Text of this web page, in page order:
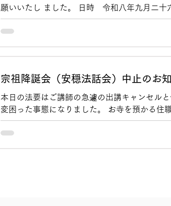
願いいたし ました。 日時 令和八年九月二
住職・本願寺派 布教使］六十分一席 住職の
変お世話になっているお寺さまです。 是非と
宗祖降誕会（安穏法話会）中止のお
本日の法要はご講師の急遽の出講キャンセル
変困った事態になりました。 お寺を預かる住
超法寺始まって以来初めてのことで驚いてい
て・・・というのが礼儀だそうです。 直前の